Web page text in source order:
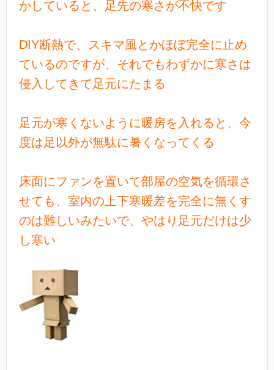
かしていると、足先の寒さが不快です
DIY断熱で、スキマ風とかほぼ完全に止め
ているのですが、それでもわずかに寒さは
侵入してきて足元にたまる
足元が寒くないように暖房を入れると、今
度は足以外が無駄に暑くなってくる
床面にファンを置いて部屋の空気を循環さ
せても、室内の上下寒暖差を完全に無くす
のは難しいみたいで、やはり足元だけは少
し寒い